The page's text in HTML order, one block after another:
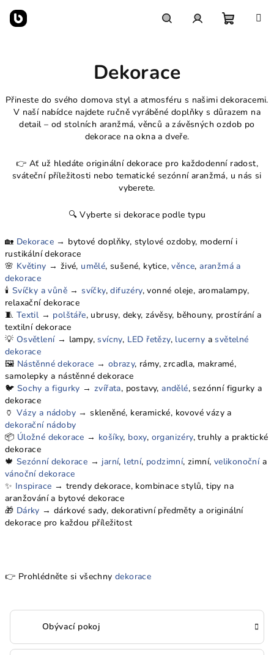
obsah
Dekorace
Přineste do svého domova styl a atmosféru s našimi dekoracemi.
V naší nabídce najdete ručně vyráběné doplňky s důrazem na
detail – od stolních aranžmá, věnců a závěsných ozdob po
dekorace na okna a dveře.
👉 Ať už hledáte originální dekorace pro každodenní radost,
sváteční příležitosti nebo tematické sezónní aranžmá, u nás si
vyberete.
🔍 Vyberte si dekorace podle typu
🏡 Dekorace → bytové doplňky, stylové ozdoby, moderní i
rustikální dekorace
🌸 Květiny → živé, umělé, sušené, kytice,věnce,aranžmá a
dekorace
🕯️ Svíčky a vůně →svíčky,difuzéry, vonné oleje, aromalampy,
relaxační dekorace
🧵 Textil → polštáře, ubrusy, deky, závěsy, běhouny, prostírání a
textilní dekorace
💡 Osvětlení→ lampy,svícny, LED řetězy, lucerny asvětelné
dekorace
🖼️ Nástěnné dekorace → obrazy, rámy, zrcadla, makramé,
samolepky a nástěnné dekorace
🐦 Sochy a figurky →zvířata, postavy,andělé, sezónní figurky a
dekorace
🏺 Vázy a nádoby → skleněné, keramické, kovové vázy a
dekorační nádoby
📦 Úložné dekorace → košíky, boxy, organizéry, truhly a praktické
dekorace
🍁 Sezónní dekorace → jarní, letní, podzimní, zimní, velikonočnía
vánoční dekorace
✨ Inspirace → trendy dekorace, kombinace stylů, tipy na
aranžování a bytové dekorace
🎁 Dárky → dárkové sady, dekorativní předměty a originální
dekorace pro každou příležitost
👉 Prohlédněte si všechny dekorace
Obývací pokoj